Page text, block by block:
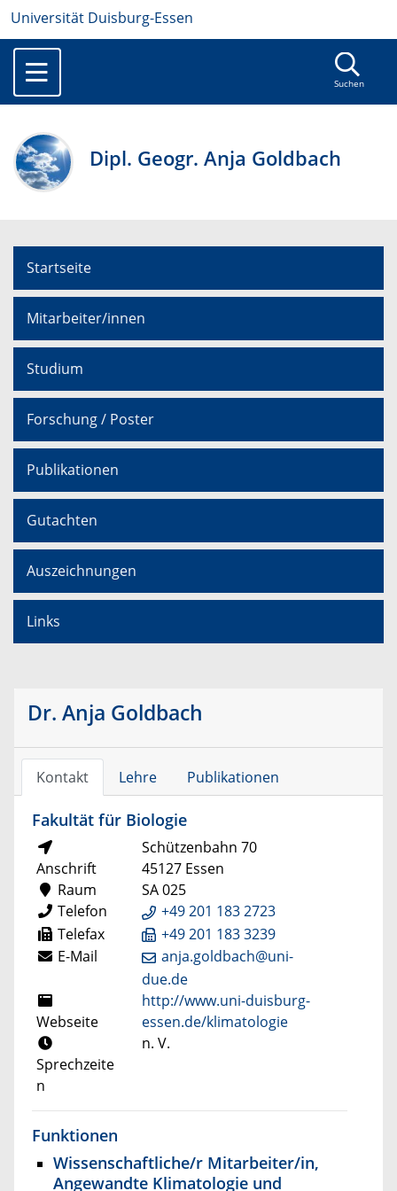
Universität Duisburg-Essen
Suchen
Dipl. Geogr. Anja Goldbach
Startseite
Mitarbeiter/innen
Studium
Forschung / Poster
Publikationen
Gutachten
Auszeichnungen
Links
Dr. Anja Goldbach
Kontakt Lehre Publikationen
Fakultät für Biologie
Anschrift
Schützenbahn 70
45127 Essen
Raum
SA 025
Telefon
+49 201 183 2723
Telefax
+49 201 183 3239
E-Mail
anja.goldbach@uni-
due.de
Webseite
http://www.uni-duisburg-
essen.de/klimatologie
Sprechzeite
n
n. V.
Funktionen
Wissenschaftliche/r Mitarbeiter/in,
Angewandte Klimatologie und